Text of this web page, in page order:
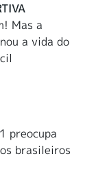
Mas a
a vida do
preocupa
brasileiros